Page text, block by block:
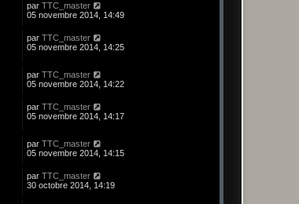
par TTC_master
05 novembre 2014, 14:49
par TTC_master
05 novembre 2014, 14:25
par TTC_master
05 novembre 2014, 14:22
par TTC_master
05 novembre 2014, 14:17
par TTC_master
05 novembre 2014, 14:15
par TTC_master
30 octobre 2014, 14:19